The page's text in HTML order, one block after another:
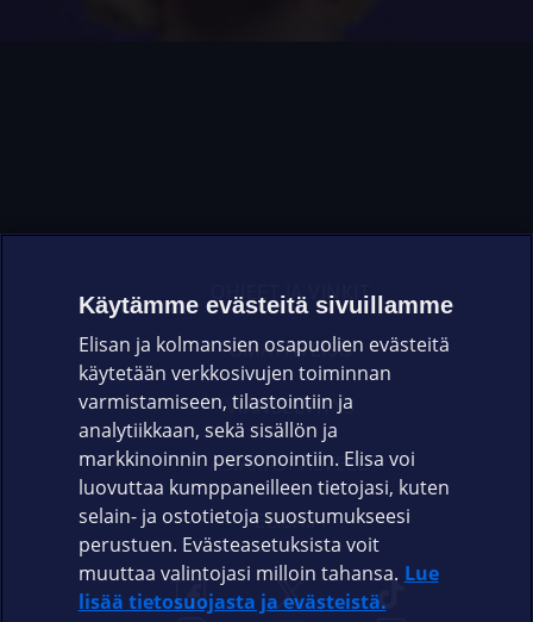
OHJEET JA VINKIT
OMAYHTEISÖ
VIANSELVITYS
ASIAKASPALVELU
ELISA.FI
Käytämme evästeitä sivuillamme
Elisan ja kolmansien osapuolien evästeitä
käytetään verkkosivujen toiminnan
varmistamiseen, tilastointiin ja
analytiikkaan, sekä sisällön ja
markkinoinnin personointiin. Elisa voi
luovuttaa kumppaneilleen tietojasi, kuten
selain- ja ostotietoja suostumukseesi
perustuen. Evästeasetuksista voit
muuttaa valintojasi milloin tahansa. Lue
lisää tietosuojasta ja evästeistä.